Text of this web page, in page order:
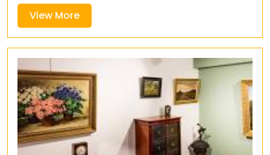
View MoreView
More